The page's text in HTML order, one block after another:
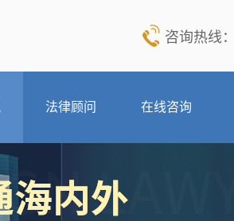
咨询热线：
法律顾问 在线咨询